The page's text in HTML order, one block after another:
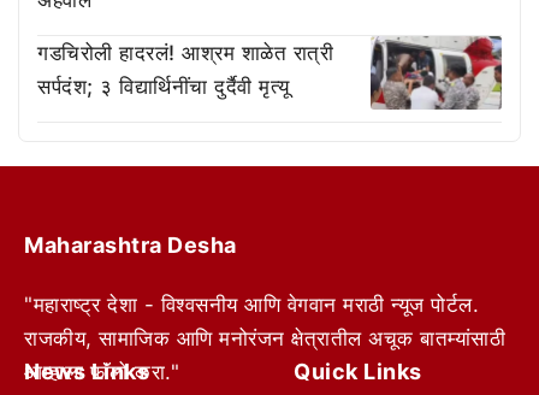
गडचिरोली हादरलं! आश्रम शाळेत रात्री
सर्पदंश; ३ विद्यार्थिनींचा दुर्दैवी मृत्यू
Maharashtra Desha
"महाराष्ट्र देशा - विश्वसनीय आणि वेगवान मराठी न्यूज पोर्टल.
राजकीय, सामाजिक आणि मनोरंजन क्षेत्रातील अचूक बातम्यांसाठी
आम्हाला फॉलो करा."
News Links Quick Links